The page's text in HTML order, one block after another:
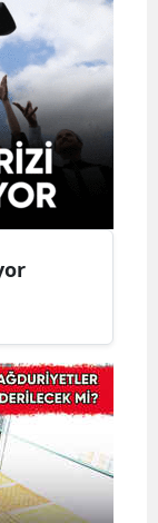
Şırnak
Bartın
Ardahan
Kilis
Osmaniye